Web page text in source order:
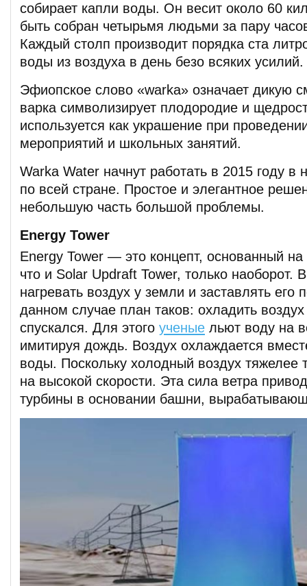
собирает капли воды. Он весит около 60
быть собран четырьмя людьми за пару
Каждый столп производит порядка ста
воды из воздуха в день безо всяких усилий.
Эфиопское слово «warka» означает дикую
варка символизирует плодородие и
используется как украшение при
мероприятий и школьных занятий.
Warka Water начнут работать в 2015 году в
по всей стране. Простое и элегантное
небольшую часть большой проблемы.
Energy Tower
Energy Tower — это концепт, основанный
что и Solar Updraft Tower, только наоборот.
нагревать воздух у земли и заставлять его
данном случае план таков: охладить
спускался. Для этого ученые льют воду на
имитируя дождь. Воздух охлаждается
воды. Поскольку холодный воздух тяжелее
на высокой скорости. Эта сила ветра
турбины в основании башни,